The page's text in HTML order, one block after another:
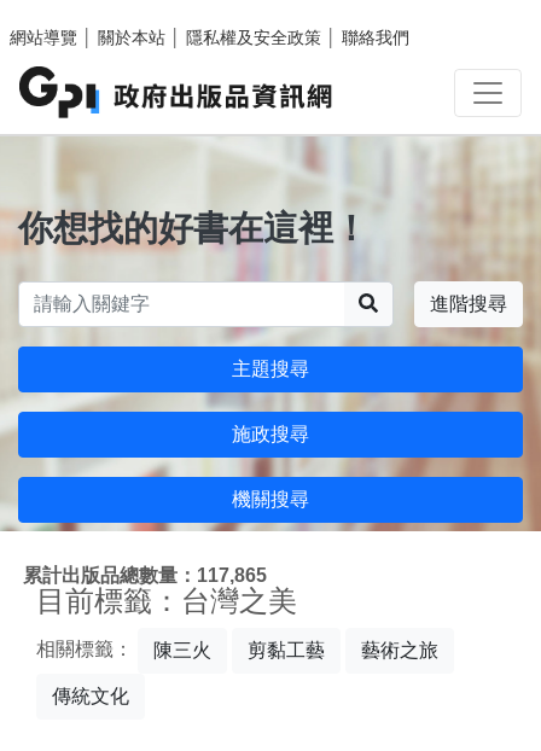
網站導覽
關於本站 隱私權及安全政策 聯絡我們
你想找的好書在這裡！
進階搜尋
主題搜尋
施政搜尋
機關搜尋
累計出版品總數量：117,865
目前標籤：台灣之美
相關標籤： 陳三火 剪黏工藝 藝術之旅
傳統文化